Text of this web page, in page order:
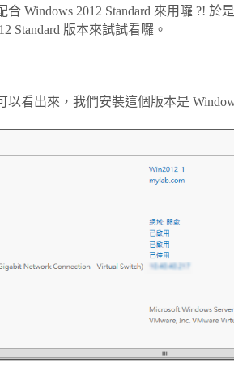
合 Windows 2012 Standard 來用囉 ?!
Standard 版本來試試看囉。
看出來，我們安裝這個版本是